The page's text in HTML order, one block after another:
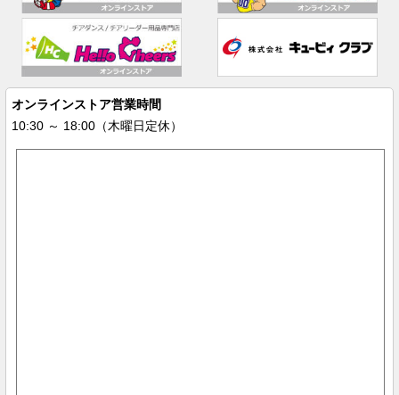
オンラインストア営業時間
10:30 ～ 18:00（木曜日定休）